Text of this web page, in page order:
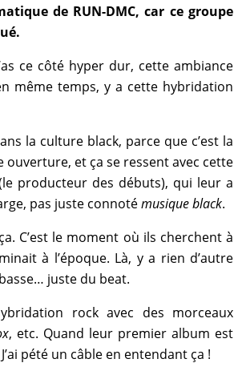
de RUN-DMC, car ce groupe
ce côté hyper dur, cette ambiance
même temps, y a cette hybridation
la culture black, parce que c’est la
et ça se ressent avec cette
producteur des débuts), qui leur a
pas juste connotémusique black.
C’est le moment où ils cherchent à
à l’époque. Là, y a rien d’autre
juste du beat.
rock avec des morceaux
, etc. Quand leur premier album est
pété un câble en entendant ça !